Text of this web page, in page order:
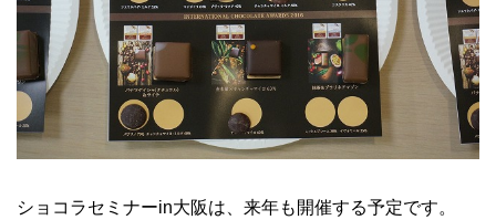
ショコラセミナーin大阪は、来年も開催する予定です。